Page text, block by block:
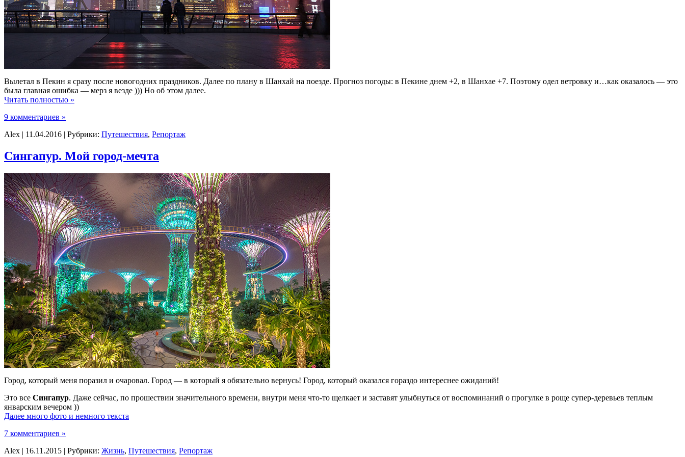
Вылетал в Пекин я сразу после новогодних праздников. Далее по плану в Шанхай на поезде. Прогноз погоды: в Пекине днем +2, в Шанхае +7. Поэтому одел ветровку и…как оказалось — это
была главная ошибка — мерз я везде ))) Но об этом далее.
Читать полностью »
9 комментариев »
Alex | 11.04.2016 | Рубрики: Путешествия, Репортаж
Сингапур. Мой город-мечта
Город, который меня поразил и очаровал. Город — в который я обязательно вернусь! Город, который оказался гораздо интереснее ожиданий!
Это все Сингапур. Даже сейчас, по прошествии значительного времени, внутри меня что-то щелкает и заставят улыбнуться от воспоминаний о прогулке в роще супер-деревьев теплым
январским вечером ))
Далее много фото и немного текста
7 комментариев »
Alex | 16.11.2015 | Рубрики: Жизнь, Путешествия, Репортаж